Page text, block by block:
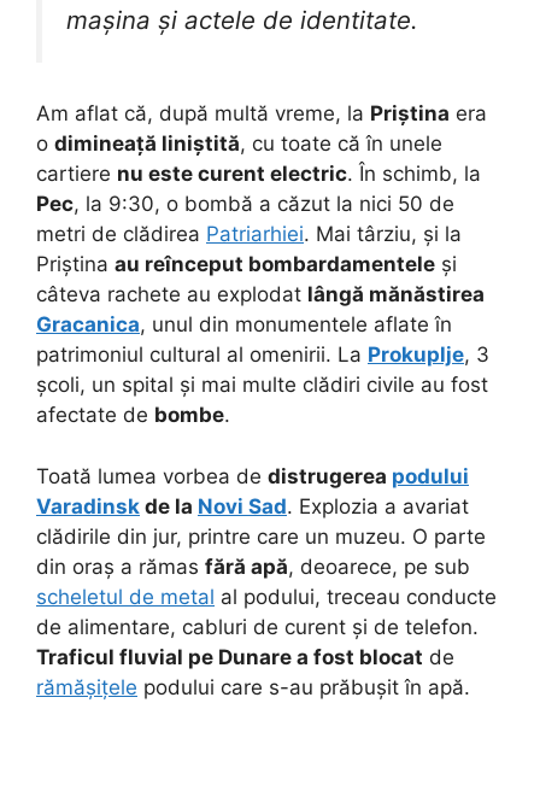
mașina și actele de identitate.
Am aflat că, după multă vreme, la Priștina era
o dimineață liniștită, cu toate că în unele
cartiere nu este curent electric. În schimb, la
Pec, la 9:30, o bombă a căzut la nici 50 de
metri de clădirea Patriarhiei. Mai târziu, și la
Priștina au reînceput bombardamentele și
câteva rachete au explodat lângă mănăstirea
Gracanica, unul din monumentele aflate în
patrimoniul cultural al omenirii. La Prokuplje, 3
școli, un spital și mai multe clădiri civile au fost
afectate de bombe.
Toată lumea vorbea de distrugerea podului
Varadinsk de la Novi Sad. Explozia a avariat
clădirile din jur, printre care un muzeu. O parte
din oraș a rămas fără apă, deoarece, pe sub
scheletul de metal al podului, treceau conducte
de alimentare, cabluri de curent și de telefon.
Traficul fluvial pe Dunare a fost blocat de
rămășițele podului care s-au prăbușit în apă.